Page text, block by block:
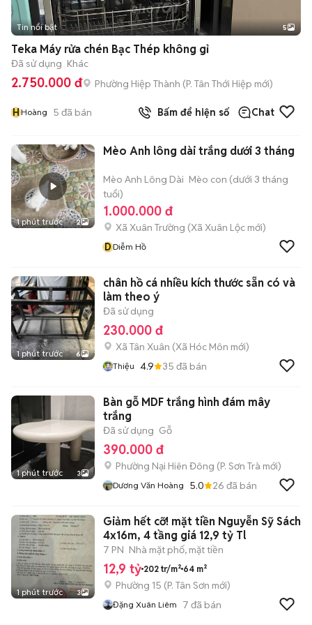
Tin nổi bật 5
Teka Máy rửa chén Bạc Thép không gỉ
Đã sử dụng Khác
2.750.000 đ Phường Hiệp Thành (P. Tân Thới Hiệp mới)
HHoàng 5 đã bán Bấm để hiện số Chat
1 phút trước 2
Mèo Anh lông dài trắng dưới 3 tháng
Mèo Anh Lông Dài Mèo con (dưới 3 tháng
tuổi)
1.000.000 đ
Xã Xuân Trường (Xã Xuân Lộc mới)
DDiễm Hồ
1 phút trước 6
chân hồ cá nhiều kích thước sẵn có và
làm theo ý
Đã sử dụng
230.000 đ
Xã Tân Xuân (Xã Hóc Môn mới)
Thiệu 4.9 35 đã bán
1 phút trước 3
Bàn gỗ MDF trắng hình đám mây
trắng
Đã sử dụng Gỗ
390.000 đ
Phường Nại Hiên Đông (P. Sơn Trà mới)
Dương Văn Hoàng 5.0 26 đã bán
1 phút trước 3
Giảm hết cỡ! mặt tiền Nguyễn Sỹ Sách
4x16m, 4 tầng giá 12,9 tỷ Tl
7 PN Nhà mặt phố, mặt tiền
12,9 tỷ 202 tr/m² 64 m²
Phường 15 (P. Tân Sơn mới)
Đặng Xuân Liêm 7 đã bán